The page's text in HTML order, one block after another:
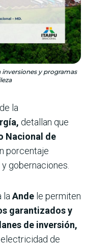
inversiones y programas
la
detallan que
Nacional de
porcentaje
gobernaciones.
la Ande le permiten
garantizados y
de inversión,
de